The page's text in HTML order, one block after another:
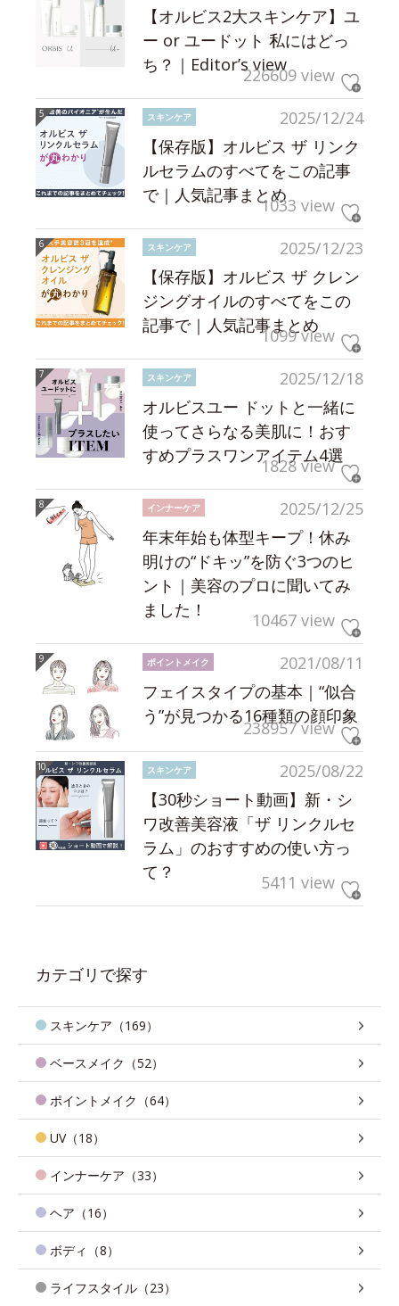
【オルビス2大スキンケア】ユ
ー or ユードット 私にはどっ
ち？｜Editor’s view226609 view
2025/12/24
スキンケア
【保存版】オルビス ザ リンク
ルセラムのすべてをこの記事
で｜人気記事まとめ1033 view
2025/12/23
スキンケア
【保存版】オルビス ザ クレン
ジングオイルのすべてをこの
記事で｜人気記事まとめ
1099 view
2025/12/18
スキンケア
オルビスユー ドットと一緒に
使ってさらなる美肌に！おす
すめプラスワンアイテム4選
1828 view
2025/12/25
インナーケア
年末年始も体型キープ！休み
明けの“ドキッ”を防ぐ3つのヒ
ント｜美容のプロに聞いてみ
ました！
10467 view
2021/08/11
ポイントメイク
フェイスタイプの基本｜“似合
う”が見つかる16種類の顔印象
238957 view
2025/08/22
スキンケア
【30秒ショート動画】新・シ
ワ改善美容液「ザ リンクルセ
ラム」のおすすめの使い方っ
て？
5411 view
カテゴリで探す
スキンケア（169）
ベースメイク（52）
ポイントメイク（64）
UV（18）
インナーケア（33）
ヘア（16）
ボディ（8）
ライフスタイル（23）